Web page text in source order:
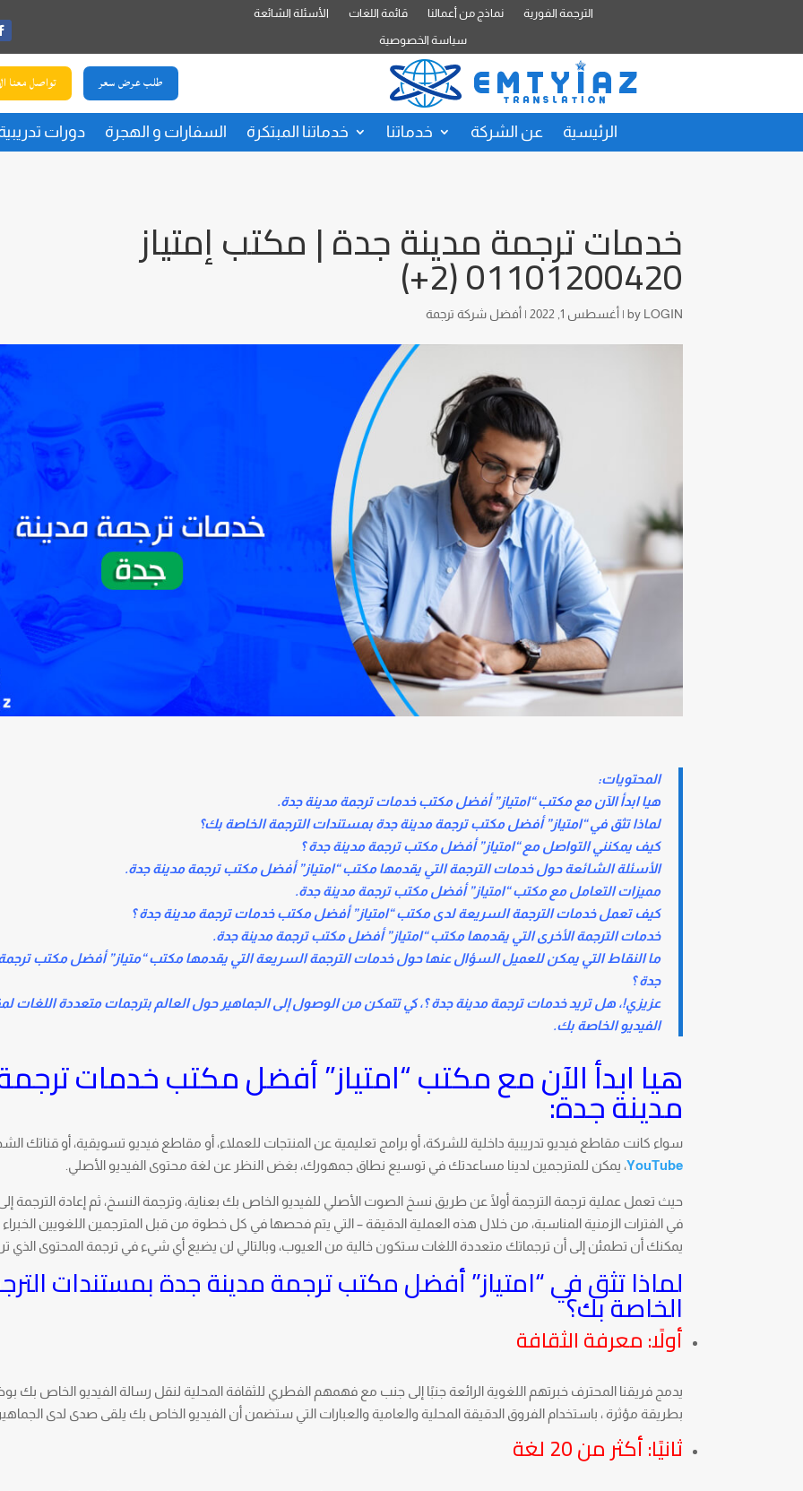
الترجمة الفورية نماذج من أعمالنا قائمة اللغات
الأسئلة الشائعة
سياسة الخصوصية
طلب عرض سعر تواصل معنا
الرئيسية عن الشركة خدماتنا خدماتنا المبتكرة السفارات و الهجرة دورات
خدمات ترجمة مدينة جدة | مكتب إمتياز
01101200420 (2+)
by LOGIN
| أغسطس 1, 2022 | أفضل شركة ترجمة
المحتويات:
هيا ابدأ الآن مع مكتب “امتياز” أفضل مكتب خدمات ترجمة مدينة جدة.
لماذا تثق في “امتياز” أفضل مكتب ترجمة مدينة جدة بمستندات الترجمة الخاصة بك؟
كيف يمكنني التواصل مع “امتياز” أفضل مكتب ترجمة مدينة جدة ؟
الأسئلة الشائعة حول خدمات الترجمة التي يقدمها مكتب “امتياز” أفضل مكتب ترجمة مدينة جدة.
مميزات التعامل مع مكتب “امتياز” أفضل مكتب ترجمة مدينة جدة.
كيف تعمل خدمات الترجمة السريعة لدى مكتب “امتياز” أفضل مكتب خدمات ترجمة مدينة جدة ؟
خدمات الترجمة الأخرى التي يقدمها مكتب “امتياز” أفضل مكتب ترجمة مدينة جدة.
ما النقاط التي يمكن للعميل السؤال عنها حول خدمات الترجمة السريعة التي يقدمها مكتب “متياز” أفضل مكتب
جدة ؟
عزيزي!، هل تريد خدمات ترجمة مدينة جدة ؟، كي تتمكن من الوصول إلى الجماهير حول العالم بترجمات متعددة اللغات
الفيديو الخاصة بك.
هيا ابدأ الآن مع مكتب “امتياز” أفضل مكتب خدمات
مدينة جدة:
سواء كانت مقاطع فيديو تدريبية داخلية للشركة، أو برامج تعليمية عن المنتجات للعملاء، أو مقاطع فيديو تسويقية، أو قناتك
YouTube، يمكن للمترجمين لدينا مساعدتك في توسيع نطاق جمهورك، بغض النظر عن لغة محتوى الفيديو الأصلي.
حيث تعمل عملية ترجمة الترجمة أولًا عن طريق نسخ الصوت الأصلي للفيديو الخاص بك بعناية، وترجمة النسخ، ثم إعادة الترجمة إلى
في الفترات الزمنية المناسبة، من خلال هذه العملية الدقيقة – التي يتم فحصها في كل خطوة من قبل المترجمين اللغويين الخبراء
يمكنك أن تطمئن إلى أن ترجماتك متعددة اللغات ستكون خالية من العيوب، وبالتالي لن يضيع أي شيء في ترجمة المحتوى الذي
لماذا تثق في “امتياز” أفضل مكتب ترجمة مدينة جدة بمستندات
الخاصة بك؟
أولًا: معرفة الثقافة
يدمج فريقنا المحترف خبرتهم اللغوية الرائعة جنبًا إلى جنب مع فهمهم الفطري للثقافة المحلية لنقل رسالة الفيديو الخاص بك
بطريقة مؤثرة ، باستخدام الفروق الدقيقة المحلية والعامية والعبارات التي ستضمن أن الفيديو الخاص بك يلقى صدى لدى الجماهير
ثانيًا: أكثر من 20 لغة